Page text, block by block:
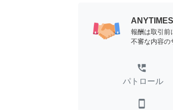
報酬は取引前
不審な内容の
perm_phone_msg
パトロール
smartphone